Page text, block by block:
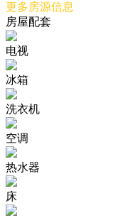
更多房源信息
房屋配套
电视
冰箱
洗衣机
空调
热水器
床